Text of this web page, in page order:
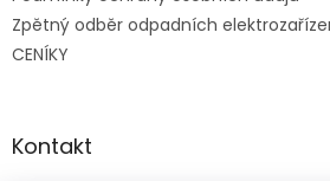
Zpětný odběr odpadních
CENÍKY
Kontakt